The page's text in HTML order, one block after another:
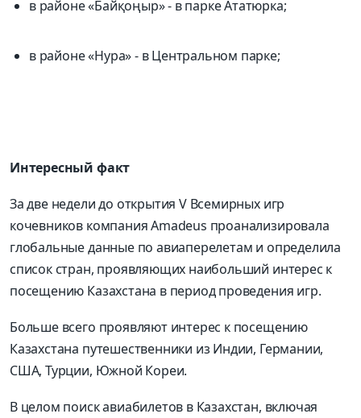
в районе «Байқоңыр» - в парке Ататюрка;
в районе «Нура» - в Центральном парке;
Интересный факт
За две недели до открытия V Всемирных игр
кочевников компания Amadeus проанализировала
глобальные данные по авиаперелетам и определила
список стран, проявляющих наибольший интерес к
посещению Казахстана в период проведения игр.
Больше всего проявляют интерес к посещению
Казахстана путешественники из Индии, Германии,
США, Турции, Южной Кореи.
В целом поиск авиабилетов в Казахстан, включая